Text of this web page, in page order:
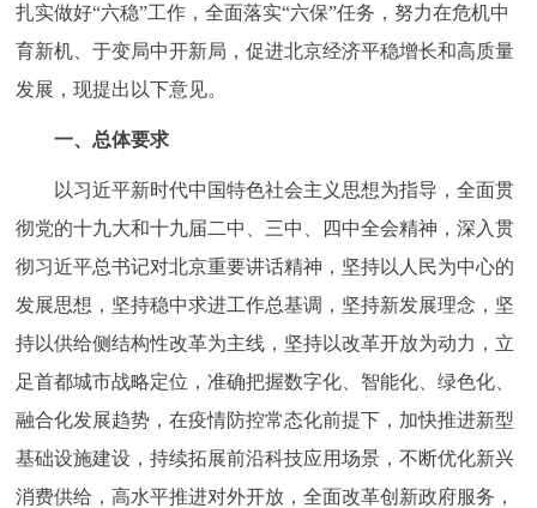
12345网上接诉即办 我要咨询 我要建议
参与调查
北京概况 十六区概览 人文北京
绿色北京 图说北京 视频北京
多语种
ENGLISH 한국어 日本語
DEUTSCH FRANÇAIS РУССКИЙ ЯЗЫК
扎实做好“六稳”工作，全面落实“六保”任务，努力在危机中
育新机、于变局中开新局，促进北京经济平稳增长和高质量
发展，现提出以下意见。
一、总体要求
以习近平新时代中国特色社会主义思想为指导，全面贯
彻党的十九大和十九届二中、三中、四中全会精神，深入贯
彻习近平总书记对北京重要讲话精神，坚持以人民为中心的
发展思想，坚持稳中求进工作总基调，坚持新发展理念，坚
持以供给侧结构性改革为主线，坚持以改革开放为动力，立
足首都城市战略定位，准确把握数字化、智能化、绿色化、
融合化发展趋势，在疫情防控常态化前提下，加快推进新型
基础设施建设，持续拓展前沿科技应用场景，不断优化新兴
消费供给，高水平推进对外开放，全面改革创新政府服务，